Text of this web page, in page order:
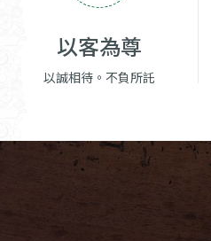
以客為尊
以誠相待。不負所託